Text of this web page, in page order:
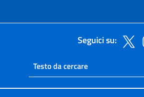
Seguici su:
Ricerca sito
Cerca nel sito